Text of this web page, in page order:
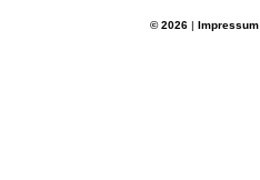
© 2026 | Impressum